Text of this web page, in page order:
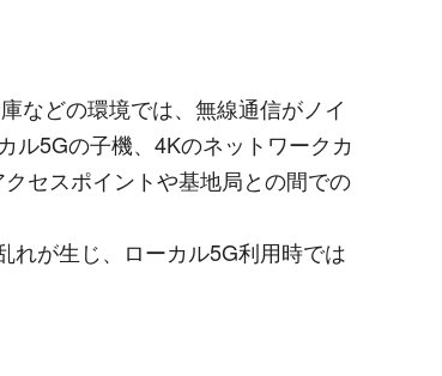
などの環境では、無線通信がノイ
ル5Gの子機、 4Kのネットワークカ
セスポイントや基地局との間での
れが生じ、ローカル5G利用時では